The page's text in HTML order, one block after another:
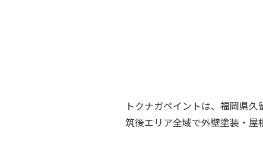
トクナガペイントは、福岡県
筑後エリア全域で外壁塗装・屋